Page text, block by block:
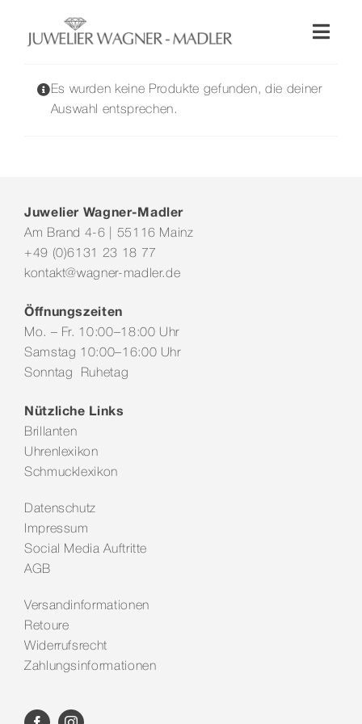
springen
Wellendorff
Service & Leistungen
Es wurden keine Produkte gefunden, die deiner
Auswahl entsprechen.
Juwelier Wagner-Madler
Am Brand 4-6 | 55116 Mainz
+49 (0)6131 23 18 77
kontakt@wagner-madler.de
Öffnungszeiten
Mo. – Fr. 10:00–18:00 Uhr
Samstag 10:00–16:00 Uhr
Sonntag Ruhetag
Nützliche Links
Brillanten
Uhrenlexikon
Schmucklexikon
Datenschutz
Impressum
Social Media Auftritte
AGB
Versandinformationen
Retoure
Widerrufsrecht
Zahlungsinformationen